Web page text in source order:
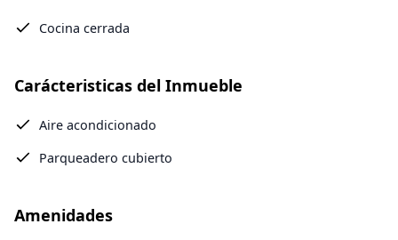
Cocina cerrada
Carácteristicas del Inmueble
Aire acondicionado
Parqueadero cubierto
Amenidades